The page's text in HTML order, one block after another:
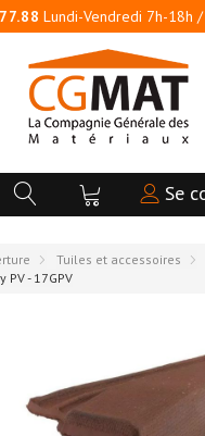
Lundi-Vendredi 7h-18h
Se
Tuiles et accessoires
PV - 17GPV